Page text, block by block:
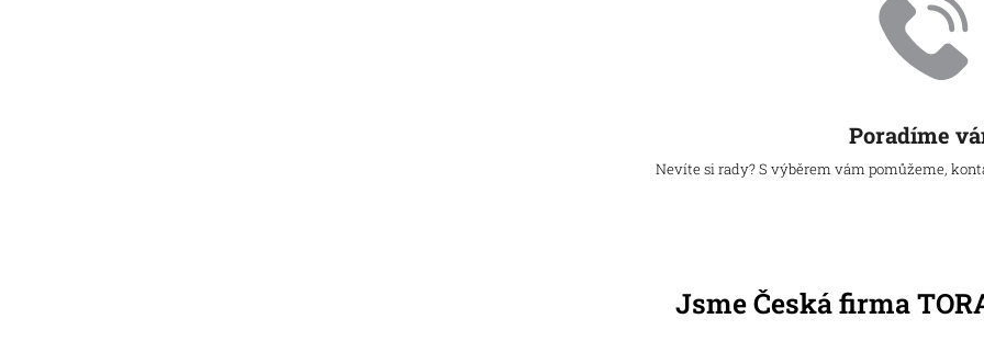
Poradíme
Nevíte si rady? S výběrem vám pomůžeme,
Jsme Česká firma